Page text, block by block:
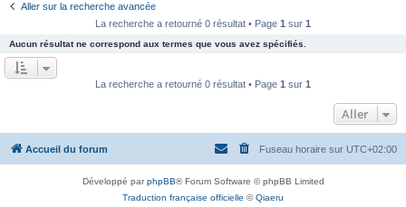
e
r
Aller sur la recherche avancée
La recherche a retourné 0 résultat • Page 1 sur 1
Aucun résultat ne correspond aux termes que vous avez spécifiés.
La recherche a retourné 0 résultat • Page 1 sur 1
Aller
Accueil du forum Fuseau horaire sur UTC+02:00
Développé parphpBB® Forum Software © phpBB Limited
Traduction française officielle ©Qiaeru